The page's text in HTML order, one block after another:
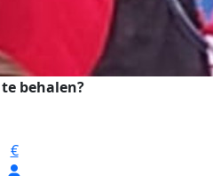
behalen?
€